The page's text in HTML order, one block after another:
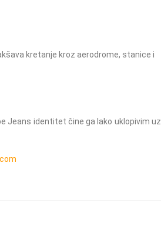
kretanje kroz aerodrome, stanice i
Jeans identitet čine ga lako uklopivim uz